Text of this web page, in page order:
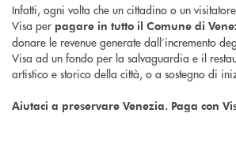
Infatti, ogni volta che un cittadino o un
Visa per pagare in tutto il Comune di
donare le revenue generate dall’incremento
Visa ad un fondo per la salvaguardia e il
artistico e storico della città, o a sostegno di
Aiutaci a preservare Venezia. Paga con